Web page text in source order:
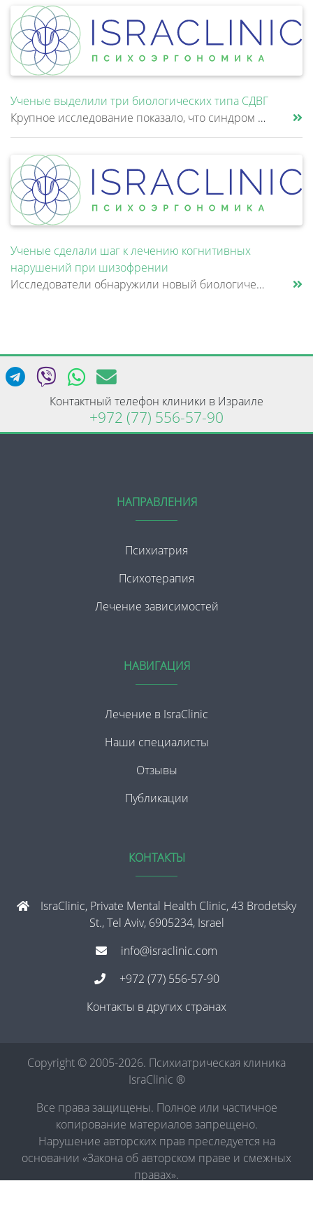
Ученые выделили три биологических типа СДВГ
Крупное исследование показало, что синдром дефицита внимания и гиперактивности (СДВГ) может включать не два, а три биоло......
Ученые сделали шаг к лечению когнитивных
нарушений при шизофрении
Исследователи обнаружили новый биологический механизм, который может быть связан с нарушением памяти и внимания при шизо......
Контактный телефон клиники в Израиле
+972 (77) 556-57-90
НАПРАВЛЕНИЯ
Психиатрия
Психотерапия
Лечение зависимостей
НАВИГАЦИЯ
Лечение в IsraClinic
Наши специалисты
Отзывы
Публикации
КОНТАКТЫ
IsraClinic, Private Mental Health Clinic, 43 Brodetsky
St., Tel Aviv, 6905234, Israel
info@israclinic.com
+972 (77) 556-57-90
Контакты в других странах
Copyright © 2005-2026. Психиатрическая клиника
IsraClinic ®
Все права защищены. Полное или частичное
копирование материалов запрещено.
Нарушение авторских прав преследуется на
основании «Закона об авторском праве и смежных
правах».